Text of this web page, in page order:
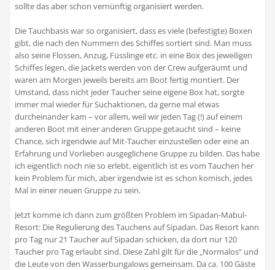
sollte das aber schon vernünftig organisiert werden.
Die Tauchbasis war so organisiert, dass es viele (befestigte) Boxen
gibt, die nach den Nummern des Schiffes sortiert sind. Man muss
also seine Flossen, Anzug, Füsslinge etc. in eine Box des jeweiligen
Schiffes legen, die Jackets werden von der Crew aufgeräumt und
waren am Morgen jeweils bereits am Boot fertig montiert. Der
Umstand, dass nicht jeder Taucher seine eigene Box hat, sorgte
immer mal wieder für Suchaktionen, da gerne mal etwas
durcheinander kam – vor allem, weil wir jeden Tag (!) auf einem
anderen Boot mit einer anderen Gruppe getaucht sind – keine
Chance, sich irgendwie auf Mit-Taucher einzustellen oder eine an
Erfahrung und Vorlieben ausgeglichene Gruppe zu bilden. Das habe
ich eigentlich noch nie so erlebt, eigentlich ist es vom Tauchen her
kein Problem für mich, aber irgendwie ist es schon komisch, jedes
Mal in einer neuen Gruppe zu sein.
Jetzt komme ich dann zum größten Problem im Sipadan-Mabul-
Resort: Die Regulierung des Tauchens auf Sipadan. Das Resort kann
pro Tag nur 21 Taucher auf Sipadan schicken, da dort nur 120
Taucher pro Tag erlaubt sind. Diese Zahl gilt für die „Normalos“ und
die Leute von den Wasserbungalows gemeinsam. Da ca. 100 Gäste